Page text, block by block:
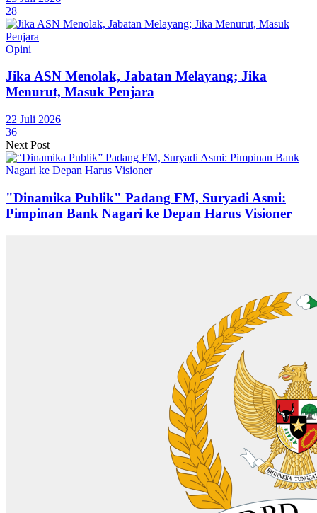
28
Opini
Jika ASN Menolak, Jabatan Melayang; Jika
Menurut, Masuk Penjara
22 Juli 2026
36
Next Post
"Dinamika Publik" Padang FM, Suryadi Asmi:
Pimpinan Bank Nagari ke Depan Harus Visioner